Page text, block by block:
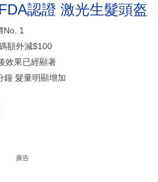
認證 激光生髮頭盔
No. 1
額外減$100
效果已經顯著
鐘 髮量明顯增加
廣告